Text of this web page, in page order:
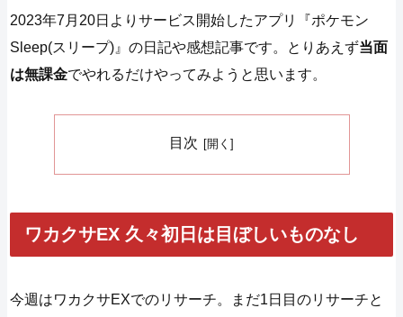
2023年7月20日よりサービス開始したアプリ『ポケモン
Sleep(スリープ)』の日記や感想記事です。とりあえず当面
は無課金でやれるだけやってみようと思います。
目次
ワカクサEX 久々初日は目ぼしいものなし
今週はワカクサEXでのリサーチ。まだ1日目のリサーチと